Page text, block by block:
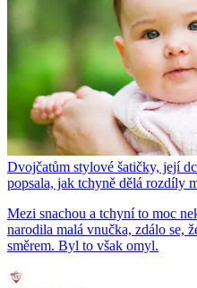
Dvojčatům stylové šatičky, její
popsala, jak tchyně dělá rozdíly
Mezi snachou a tchyní to moc
narodila malá vnučka, zdálo se,
směrem. Byl to však omyl.